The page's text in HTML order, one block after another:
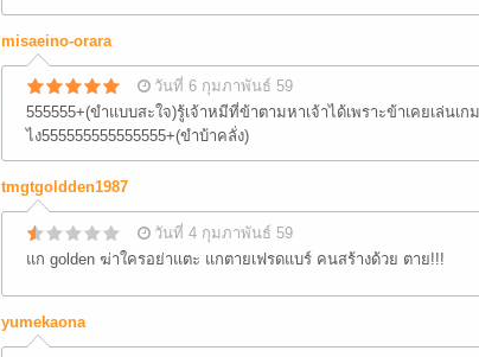
misaeino-orara
วันที่ 6 กุมภาพันธ์ 59
555555+(ขำแบบสะใจ)รู้เจ้าหมีที่ข้าตามหาเจ้าได้เพราะข้าเคยเล่นเ
ไง555555555555555+(ขำบ้าคลั่ง)
tmgtgoldden1987
วันที่ 4 กุมภาพันธ์ 59
แก golden ฆ่าใครอย่าแตะ แกตายเฟรดแบร์ คนสร้างด้วย ตาย!!!
yumekaona